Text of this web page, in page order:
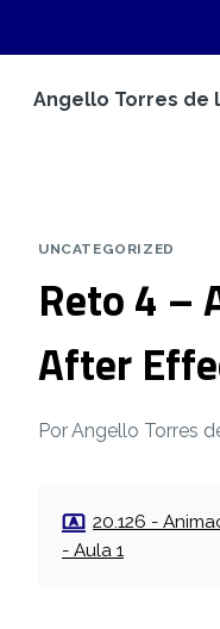
Angello Torres de
UNCATEGORIZED
Reto 4 –
After
PorAngello Torres
20.126 -
- Aula 1